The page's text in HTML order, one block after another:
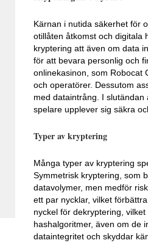
Kärnan i nutida säkerhet för
otillåten åtkomst och digitala
kryptering att även om data
för att bevara personlig och
onlinekasinon, som Robocat
och operatörer. Dessutom
med dataintrång. I
spelare upplever sig säkra
Typer av kryptering
Många typer av kryptering
Symmetrisk kryptering, som
datavolymer, men medför
ett par nycklar, vilket
nyckel för dekryptering,
hashalgoritmer, även om de
dataintegritet och skyddar